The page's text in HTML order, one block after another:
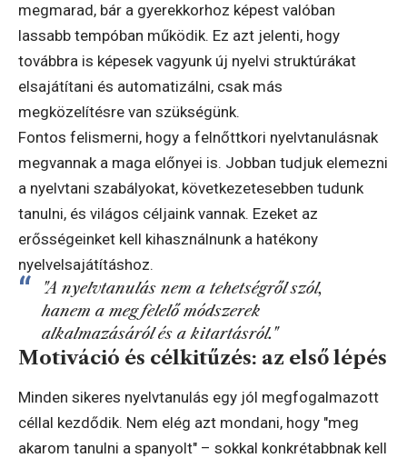
megmarad, bár a gyerekkorhoz képest valóban
lassabb tempóban működik. Ez azt jelenti, hogy
továbbra is képesek vagyunk új nyelvi struktúrákat
elsajátítani és automatizálni, csak más
megközelítésre van szükségünk.
Fontos felismerni, hogy a felnőttkori nyelvtanulásnak
megvannak a maga előnyei is. Jobban tudjuk elemezni
a nyelvtani szabályokat, következetesebben tudunk
tanulni, és világos céljaink vannak. Ezeket az
erősségeinket kell kihasználnunk a hatékony
nyelvelsajátításhoz.
"A nyelvtanulás nem a tehetségről szól,
hanem a megfelelő módszerek
alkalmazásáról és a kitartásról."
Motiváció és célkitűzés: az első lépés
Minden sikeres nyelvtanulás egy jól megfogalmazott
céllal kezdődik. Nem elég azt mondani, hogy "meg
akarom tanulni a spanyolt" – sokkal konkrétabbnak kell